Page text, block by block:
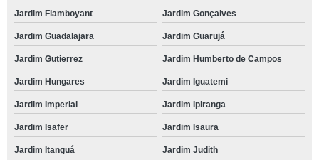
Jardim Flamboyant Jardim Gonçalves
Jardim Guadalajara Jardim Guarujá
Jardim Gutierrez Jardim Humberto de Campos
Jardim Hungares Jardim Iguatemi
Jardim Imperial Jardim Ipiranga
Jardim Isafer Jardim Isaura
Jardim Itanguá Jardim Judith